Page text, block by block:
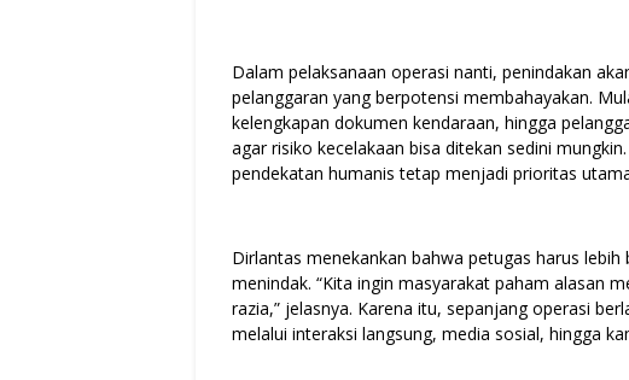
Dalam pelaksanaan operasi nanti, penindakan
pelanggaran yang berpotensi membahayakan.
kelengkapan dokumen kendaraan, hingga
agar risiko kecelakaan bisa ditekan sedini
pendekatan humanis tetap menjadi prioritas
Dirlantas menekankan bahwa petugas harus
menindak. “Kita ingin masyarakat paham alasan
razia,” jelasnya. Karena itu, sepanjang operasi
melalui interaksi langsung, media sosial, hingga